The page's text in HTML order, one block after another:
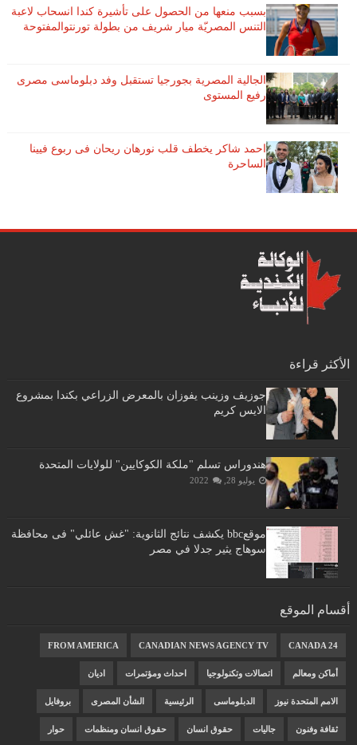
بسبب منعها من الحصول على تأشيرة كندا انسحاب لاعبة ​
التنس​ المصريّة ​ميار شريف​ من بطولة ​تورنتو​المفتوحة
الجالية المصرية بجورجيا تستقبل وفد دبلوماسى مصرى
رفيع المستوى
احمد شاكر يخطف قلب نورهان ريحان فى ربوع فيينا
الساحرة
الأكثر قراءة
جوزيف وزينب يفوزان بالمعرض الزراعي بكندا بمشروع
الايس كريم
هندوراس تسلم "ملكة الكوكايين" للولايات المتحدة
يوليو 28, 2022
موقعbbc يكشف نتائج الثانوية: "غش عائلي" فى محافظة
سوهاج يثير جدلا في مصر
أقسام الموقع
CANADA 24
CANADIAN NEWS AGENCY TV
FROM AMERICA
أماكن ومعالم اتصالات وتكنولوجيا احداث ومؤتمرات اديان
الامم المتحدة نيوز الدبلوماسى الرئيسية الشأن المصرى بروفايل
ثقافة وفنون جاليات حقوق انسان حقوق انسان ومنظمات حوار